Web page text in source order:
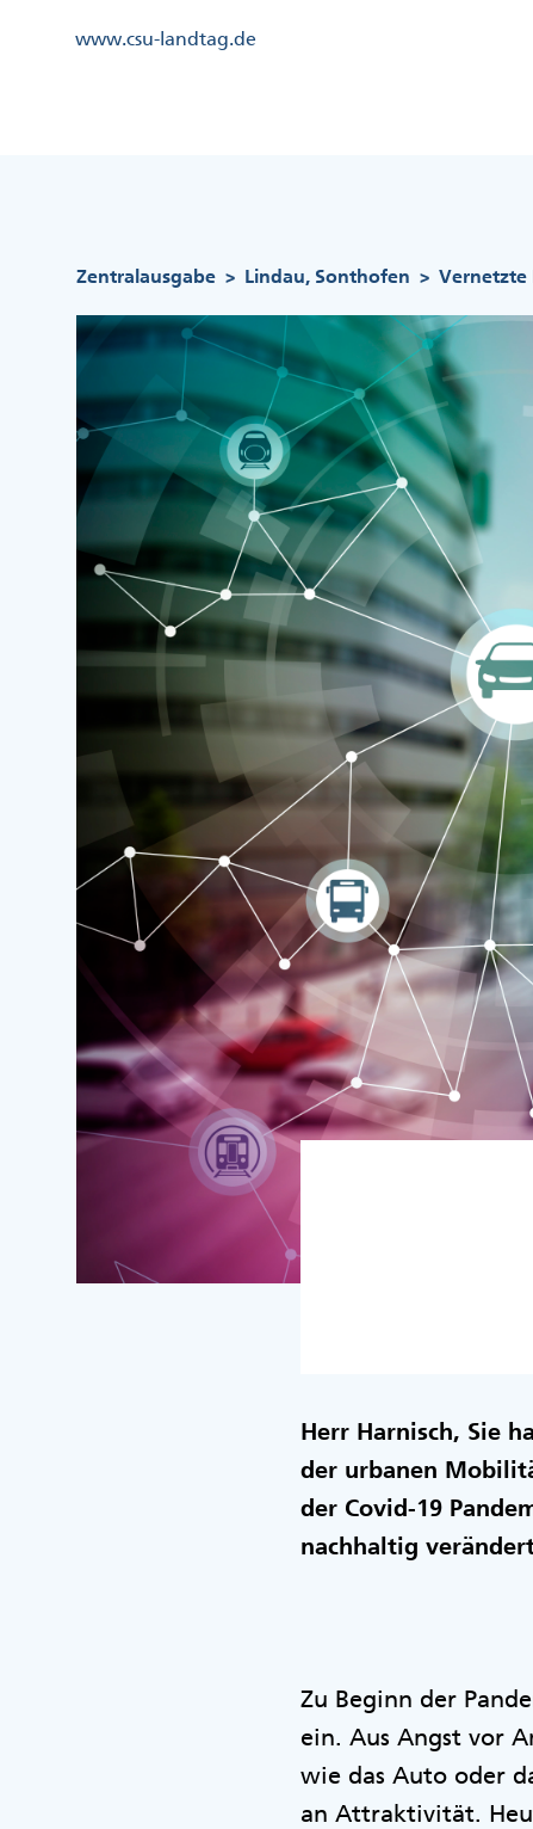
Kopfzeile
www.csu-landtag.de
Zentralausgabe > Lindau, Sonthofen >
Herr Harnisch, Sie
der urbanen
der Covid-19
nachhaltig
Zu Beginn der
ein. Aus Angst vor
wie das Auto oder
an Attraktivität.